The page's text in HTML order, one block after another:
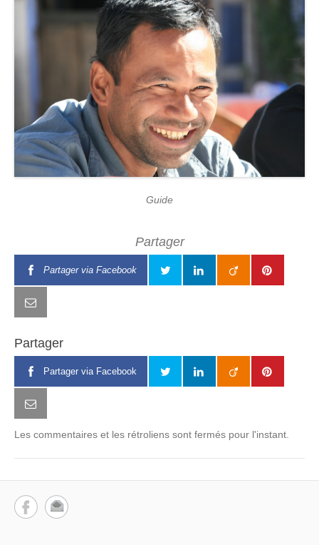
Guide
Partager
Partager via Facebook
Partager
Partager via Facebook
Les commentaires et les rétroliens sont fermés pour l'instant.